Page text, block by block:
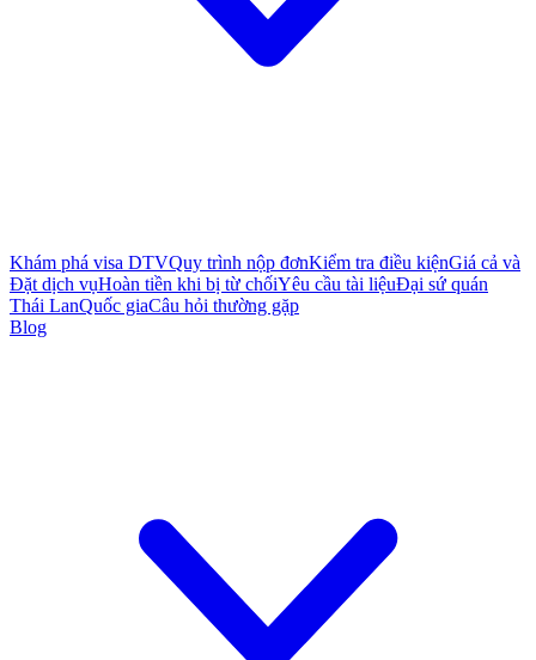
Khám phá visa DTVQuy trình nộp đơnKiểm tra điều kiệnGiá cả và
Đặt dịch vụHoàn tiền khi bị từ chốiYêu cầu tài liệuĐại sứ quán
Thái LanQuốc giaCâu hỏi thường gặp
Blog